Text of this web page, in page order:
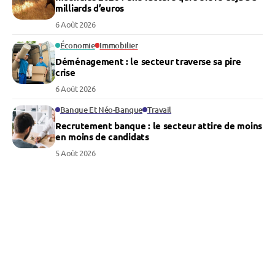
milliards d’euros
6 Août 2026
Économie Immobilier
Déménagement : le secteur traverse sa pire
crise
6 Août 2026
Banque Et Néo-Banque Travail
Recrutement banque : le secteur attire de moins
en moins de candidats
5 Août 2026